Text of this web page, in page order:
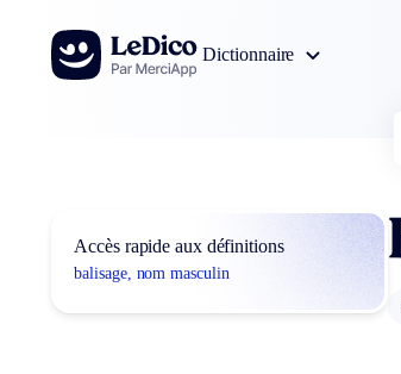
Aller au contenu
Dictionnaire
Accès rapide aux définitions
balisage, nom masculin